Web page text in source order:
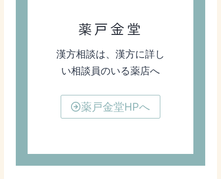
薬戸金堂
漢方相談は、漢方に詳し
い相談員のいる薬店へ
薬戸金堂HPへ